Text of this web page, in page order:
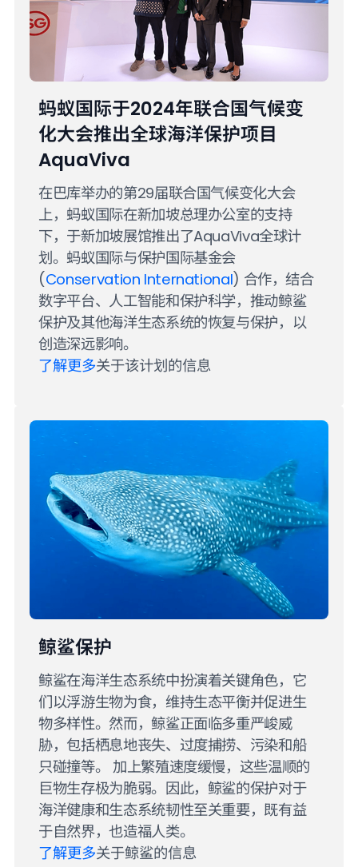
蚂蚁国际于2024年联合国气候变
化大会推出全球海洋保护项目
AquaViva
在巴库举办的第29届联合国气候变化大会
上，蚂蚁国际在新加坡总理办公室的支持
下，于新加坡展馆推出了AquaViva全球计
划。蚂蚁国际与保护国际基金会
(Conservation International) 合作，结合
数字平台、人工智能和保护科学，推动鲸鲨
保护及其他海洋生态系统的恢复与保护，以
创造深远影响。
了解更多关于该计划的信息
鲸鲨保护
鲸鲨在海洋生态系统中扮演着关键角色，它
们以浮游生物为食，维持生态平衡并促进生
物多样性。然而，鲸鲨正面临多重严峻威
胁，包括栖息地丧失、过度捕捞、污染和船
只碰撞等。 加上繁殖速度缓慢，这些温顺的
巨物生存极为脆弱。因此，鲸鲨的保护对于
海洋健康和生态系统韧性至关重要，既有益
于自然界，也造福人类。
了解更多关于鲸鲨的信息